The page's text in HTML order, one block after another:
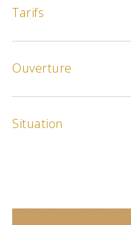
Tarifs
Min.
Ouverture
Situation